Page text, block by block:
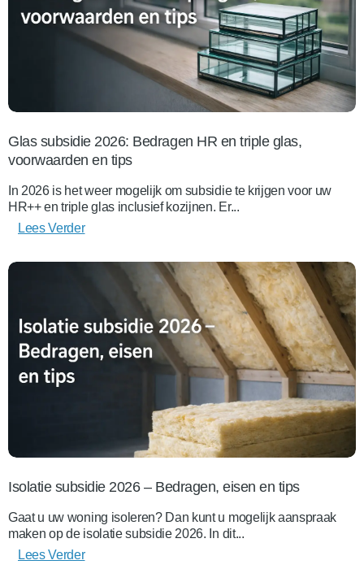
Glas subsidie 2026: Bedragen HR en triple glas,
voorwaarden en tips
In 2026 is het weer mogelijk om subsidie te krijgen voor uw
HR++ en triple glas inclusief kozijnen. Er...
Lees Verder
Isolatie subsidie 2026 – Bedragen, eisen en tips
Gaat u uw woning isoleren? Dan kunt u mogelijk aanspraak
maken op de isolatie subsidie 2026. In dit...
Lees Verder